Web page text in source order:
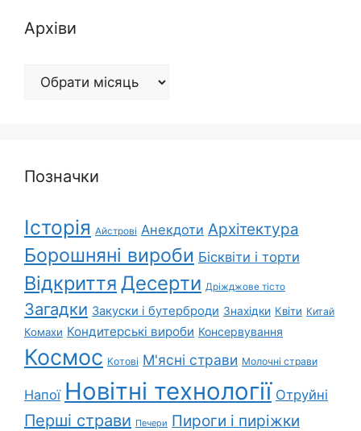
Архіви
Архіви
Позначки
Історія Айстрові Анекдоти Архітектура
Борошняні вироби Бісквіти і торти
Відкриття Десерти Дріжджове тісто
Загадки Закуски і бутерброди Знахідки Квіти Китай
Комахи Кондитерські вироби Консервування
Космос Котові М'ясні страви Молочні страви
Напої Новітні технології Отруйні
Перші страви Печери Пироги і пиріжки